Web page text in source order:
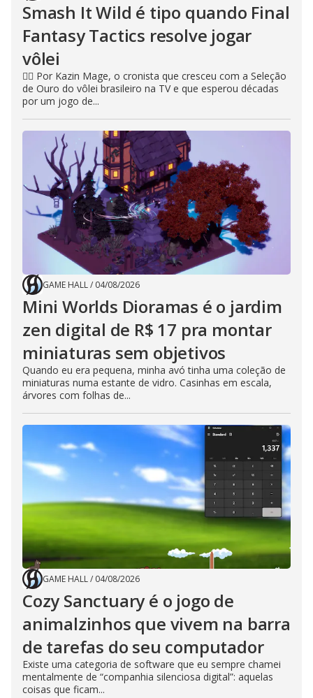
Smash It Wild é tipo quando Final
Fantasy Tactics resolve jogar
vôlei
🧙‍♂️ Por Kazin Mage, o cronista que cresceu com a Seleção
de Ouro do vôlei brasileiro na TV e que esperou décadas
por um jogo de...
GAME HALL/ 04/08/2026
Mini Worlds Dioramas é o jardim
zen digital de R$ 17 pra montar
miniaturas sem objetivos
Quando eu era pequena, minha avó tinha uma coleção de
miniaturas numa estante de vidro. Casinhas em escala,
árvores com folhas de...
GAME HALL/ 04/08/2026
Cozy Sanctuary é o jogo de
animalzinhos que vivem na barra
de tarefas do seu computador
Existe uma categoria de software que eu sempre chamei
mentalmente de “companhia silenciosa digital”: aquelas
coisas que ficam...